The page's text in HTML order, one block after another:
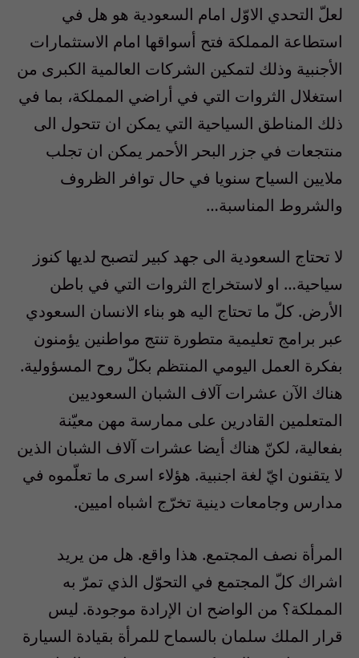
لعلّ التحدي الاوّل امام السعودية هو هل في
استطاعة المملكة فتح أسواقها امام الاستثمارات
الأجنبية وذلك لتمكين الشركات العالمية الكبرى من
استغلال الثروات التي في أراضي المملكة، بما في
ذلك المناطق السياحية التي يمكن ان تتحول الى
منتجعات في جزر البحر الأحمر يمكن ان تجلب
ملايين السياح سنويا في حال توافر الظروف
والشروط المناسبة…
لا تحتاج السعودية الى جهد كبير لتصبح لديها كنوز
سياحية… او لاستخراج الثروات التي في باطن
الأرض. كلّ ما تحتاج اليه هو بناء الانسان السعودي
عبر برامج تعليمية متطورة تنتج مواطنين يؤمنون
بفكرة العمل اليومي المنتظم بكلّ روح المسؤولية.
هناك الآن عشرات آلاف الشبان السعوديين
المتعلمين القادرين على ممارسة مهن معيّنة
بفعالية، لكنّ هناك أيضا عشرات آلاف الشبان الذين
لا يتقنون ايّ لغة اجنبية. هؤلاء اسرى ما تعلّموه في
مدارس وجامعات دينية تخرّج اشباه اميين.
المرأة نصف المجتمع. هذا واقع. هل من يريد
اشراك كلّ المجتمع في التحوّل الذي تمرّ به
المملكة؟ من الواضح ان الإرادة موجودة. ليس
قرار الملك سلمان بالسماح للمرأة بقيادة السيارة